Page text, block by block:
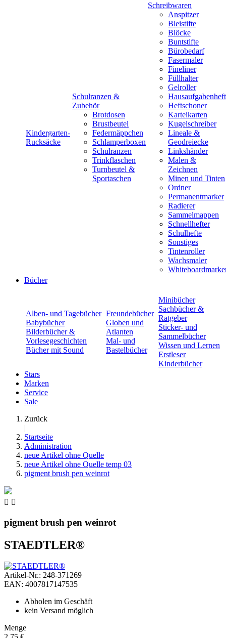
Kindergarten-
Rucksäcke
Schulranzen &
Zubehör
Brotdosen
Brustbeutel
Federmäppchen
Schlamperboxen
Schulranzen
Trinkflaschen
Turnbeutel &
Sportaschen
Schreibwaren
Anspitzer
Bleistifte
Blöcke
Buntstifte
Bürobedarf
Fasermaler
Fineliner
Füllhalter
Gelroller
Hausaufgabenheft
Heftschoner
Karteikarten
Kugelschreiber
Lineale &
Geodreiecke
Linkshänder
Malen &
Zeichnen
Minen und Tinten
Ordner
Permanentmarker
Radierer
Sammelmappen
Schnellhefter
Schulhefte
Sonstiges
Tintenroller
Wachsmaler
Bücher
Alben- und Tagebücher
Babybücher
Bilderbücher &
Vorlesegeschichten
Bücher mit Sound
Freundebücher
Globen und
Atlanten
Mal- und
Bastelbücher
Minibücher
Sachbücher &
Ratgeber
Sticker- und
Sammelbücher
Wissen und Lernen
Erstleser
Kinderbücher
Stars
Marken
Service
Sale
Zurück
|
Startseite
Administration
neue Artikel ohne Quelle
neue Artikel ohne Quelle temp 03
pigment brush pen weinrot
 
pigment brush pen weinrot
STAEDTLER®
Artikel-Nr.: 248-371269
EAN: 4007817147535
Abholen im Geschäft
kein Versand möglich
Menge